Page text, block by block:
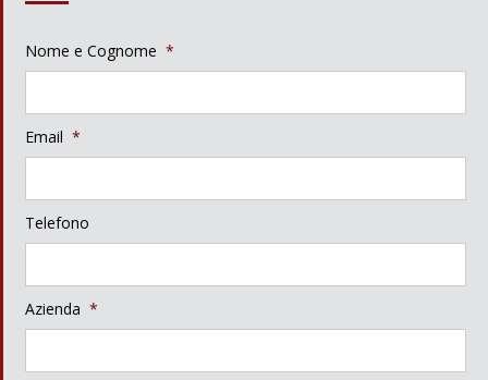
Nome e Cognome *
Email *
Telefono
Azienda *